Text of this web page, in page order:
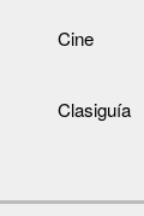
Cine
Clasiguía